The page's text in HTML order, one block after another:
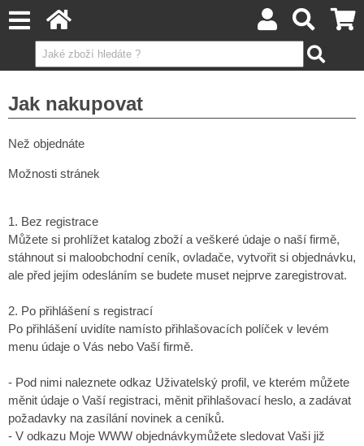
Jak nakupovat
Než objednáte
Možnosti stránek
1. Bez registrace
Můžete si prohlížet katalog zboží a veškeré údaje o naší firmě,
stáhnout si maloobchodní ceník, ovladače, vytvořit si objednávku,
ale před jejím odesláním se budete muset nejprve zaregistrovat.
2. Po přihlášení s registrací
Po přihlášení uvidíte namísto přihlašovacích políček v levém
menu údaje o Vás nebo Vaší firmě.
- Pod nimi naleznete odkaz Uživatelský profil, ve kterém můžete
měnit údaje o Vaší registraci, měnit přihlašovací heslo, a zadávat
požadavky na zasílání novinek a ceníků.
- V odkazu Moje WWW objednávkymůžete sledovat Vaši již